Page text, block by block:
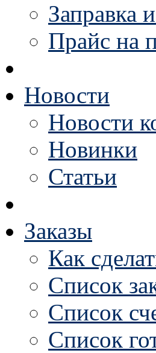
Заправка
Прайс на
Новости
Новости
Новинки
Статьи
Заказы
Как
Список
Список
Список